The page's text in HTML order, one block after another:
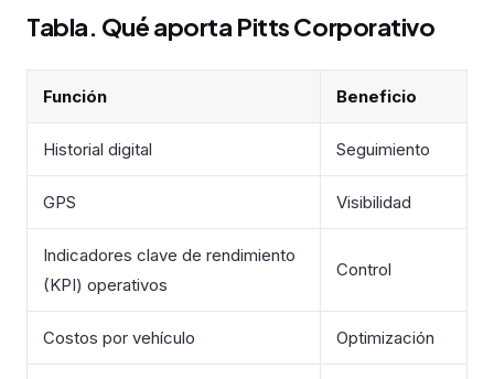
Tabla. Qué aporta Pitts Corporativo
Función Beneficio
Historial digital Seguimiento
GPS Visibilidad
Indicadores clave de rendimiento
(KPI) operativos
Control
Costos por vehículo Optimización